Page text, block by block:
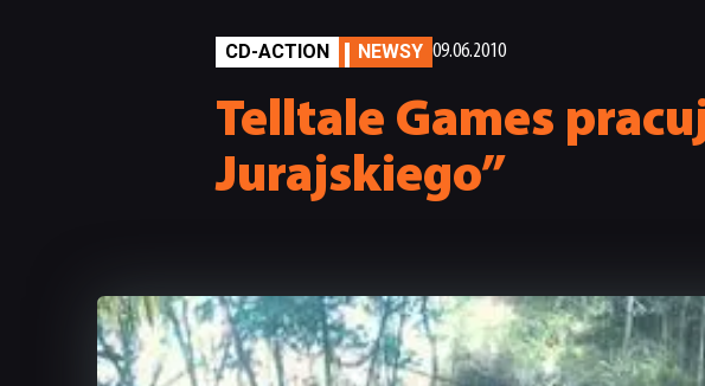
CD-ACTION NEWSY 09.06.2010
Telltale Games
Jurajskiego”